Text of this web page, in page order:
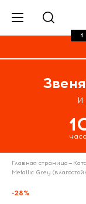
И
Главная страница—
Metallic Grey
-28%